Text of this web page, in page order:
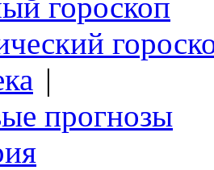
|
прогнозы